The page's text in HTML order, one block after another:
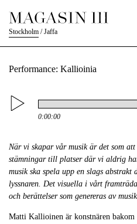
Stockholm /Jaffa
Performance: Kallioinia
0:00:00
När vi skapar vår musik är det som
stämningar till platser där vi aldrig
musik ska spela upp en slags abstrakt
lyssnaren. Det visuella i vårt
och berättelser som genereras av
Matti Kallioinen är konstnären bakom